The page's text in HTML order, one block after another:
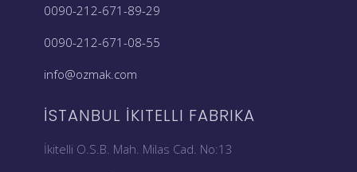
0090-212-671-89-29
0090-212-671-08-55
info@ozmak.com
İSTANBUL İKITELLI FABRIKA
İkitelli O.S.B. Mah. Milas Cad. No:13